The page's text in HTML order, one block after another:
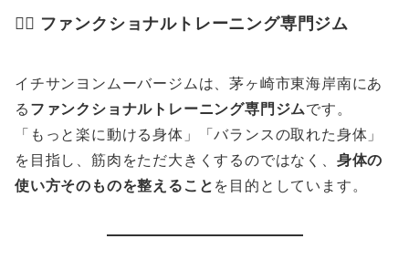
🏋️‍♂️ ファンクショナルトレーニング専門ジム
イチサンヨンムーバージムは、茅ヶ崎市東海岸南にあ
る ファンクショナルトレーニング専門ジムです。
「もっと楽に動ける身体」「バランスの取れた身体」
を目指し、筋肉をただ大きくするのではなく、 身体の
使い方そのものを整えること を目的としています。